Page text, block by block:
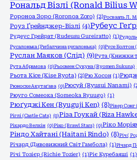
Рональд Візлі (Ronald Bilius
Ророноа Зоро (Roronoa Zoro) (2)Росвааль Л.
Роуз Ґрейнджер-Візлі (4)Рубеус
Рудеус Грейрат (Rudeusu Gureiratto) (1)
Русалонька (Рибалчина русалонька) (0)Русе Болтон
Руслан Маяков (Слід) (9)Рута (Книжки
Рута Абрамова (0)Рьоомен Сукуна (Ryomen Sukuna)
Рьота Кісе (Kise Ryota) (2)Рю Хосон (1)
Рюноске Акутаґава (0)Рюсуй (Ryusui Nanami)
Рюуго Сомеока (Someoka Ryuugo) (1)
Рюґуджі Кен (Ryuguji Ken) (8)Рівер Сонг
Ріглі (Castle Cats) (0)Різа Гоукай (Riza
Рікардо Велкін (0)Ріко (Brawl Stars) (0)Ріко
Ріндо Хайтані (Haitani Rindo) (8)Річ (
Річард (Дивовижний Світ Гамбола) (1)Річард
Річі Тозієр (Richie Tozier) (1)Ріє Куребаяші (1)